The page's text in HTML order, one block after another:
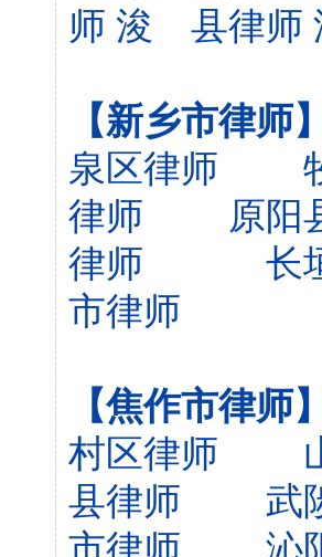
师 浚 县律师
【新乡市律师
泉区律师
律师
原阳
律师
长
市律师
【焦作市律师
村区律师
县律师
武
市律师
沁